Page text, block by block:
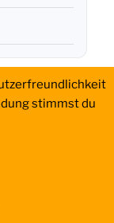
Impressum
WordPress
stimmst du